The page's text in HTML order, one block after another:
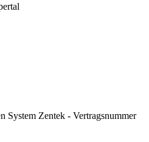
System Zentek - Vertragsnummer